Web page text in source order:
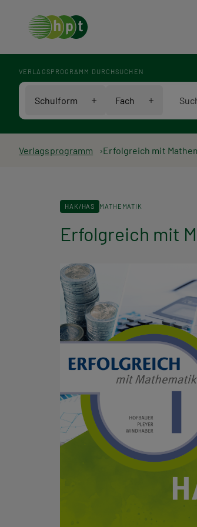
VERLAGSPROGRAMM DURCHSUCHEN
Schulform Fach
Pfadnavigation
Verlagsprogramm Erfolgreich mit
HAK/HAS MATHEMATIK
Erfolgreich mit